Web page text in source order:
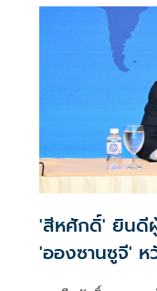
'สีหศักดิ์' ยินดี
'อองซานซูจี' ห
สันติภาพ